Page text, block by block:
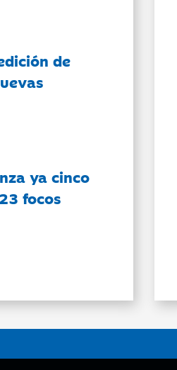
de
ya cinco
focos